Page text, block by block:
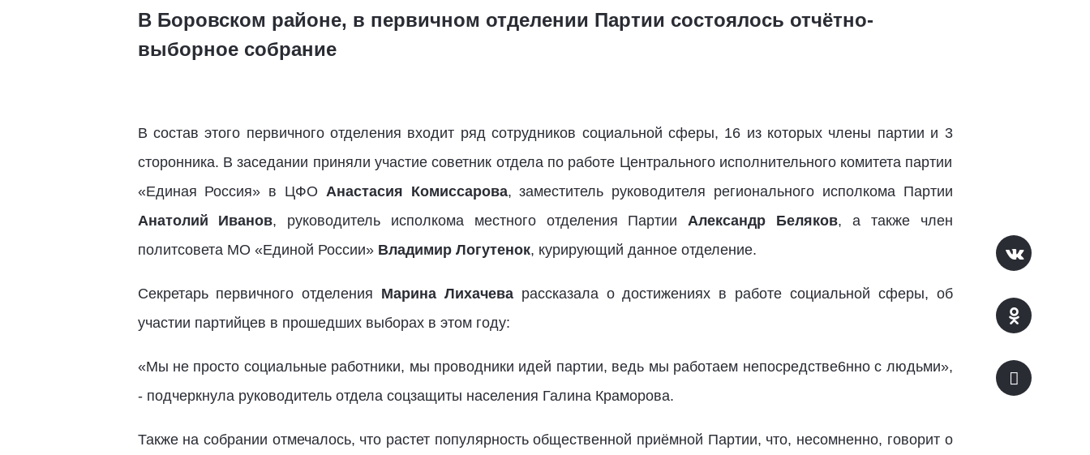
В Боровском районе, в первичном отделении Партии состоялось отчётно-
выборное собрание
В состав этого первичного отделения входит ряд сотрудников социальной сферы, 16 из которых члены партии и 3
сторонника. В заседании приняли участие советник отдела по работе Центрального исполнительного комитета партии
«Единая Россия» в ЦФО Анастасия Комиссарова, заместитель руководителя регионального исполкома Партии
Анатолий Иванов, руководитель исполкома местного отделения ПартииАлександр Беляков, а также член
политсовета МО «Единой России» Владимир Логутенок, курирующий данное отделение.
Секретарь первичного отделения Марина Лихачеварассказала о достижениях в работе социальной сферы, об
участии партийцев в прошедших выборах в этом году:
«Мы не просто социальные работники, мы проводники идей партии, ведь мы работаем непосредстве6нно с людьми»,
- подчеркнула руководитель отдела соцзащиты населения Галина Краморова.
Также на собрании отмечалось, что растет популярность общественной приёмной Партии, что, несомненно, говорит о